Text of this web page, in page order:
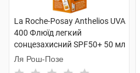
La Roche-Posay Anthelios UVA
400 Флюїд легкий
сонцезахисний SPF50+ 50 мл
+ Термальна вода 50 мл 1
набір
Ля Рош-Позе